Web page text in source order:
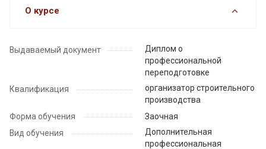
О курсе
Выдаваемый документ
Диплом о
профессиональной
переподготовке
Квалификация
организатор строительного
производства
Форма обучения
Заочная
Вид обучения
Дополнительная
профессиональная